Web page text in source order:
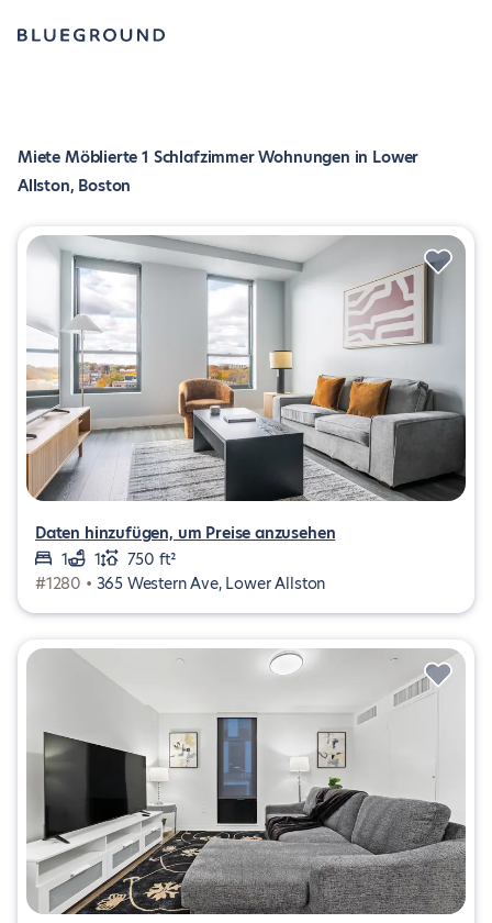
Miete Möblierte 1 Schlafzimmer Wohnungen in Lower
Allston, Boston
Daten hinzufügen, um Preise anzusehen
1
1
750 ft²
#1280 • 365 Western Ave, Lower Allston